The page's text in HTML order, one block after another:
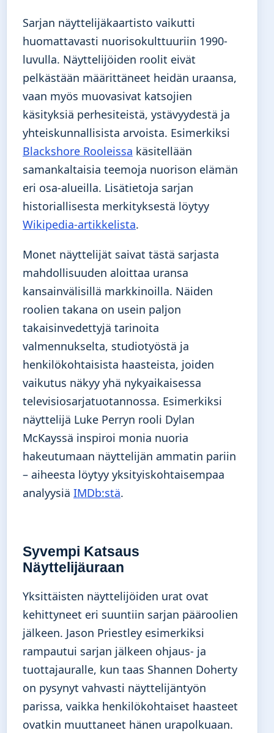
Sarjan näyttelijäkaartisto vaikutti
huomattavasti nuorisokulttuuriin 1990-
luvulla. Näyttelijöiden roolit eivät
pelkästään määrittäneet heidän uraansa,
vaan myös muovasivat katsojien
käsityksiä perhesiteistä, ystävyydestä ja
yhteiskunnallisista arvoista. Esimerkiksi
Blackshore Rooleissa käsitellään
samankaltaisia teemoja nuorison elämän
eri osa-alueilla. Lisätietoja sarjan
historiallisesta merkityksestä löytyy
Wikipedia-artikkelista.
Monet näyttelijät saivat tästä sarjasta
mahdollisuuden aloittaa uransa
kansainvälisillä markkinoilla. Näiden
roolien takana on usein paljon
takaisinvedettyjä tarinoita
valmennukselta, studiotyöstä ja
henkilökohtaisista haasteista, joiden
vaikutus näkyy yhä nykyaikaisessa
televisiosarjatuotannossa. Esimerkiksi
näyttelijä Luke Perryn rooli Dylan
McKayssä inspiroi monia nuoria
hakeutumaan näyttelijän ammatin pariin
– aiheesta löytyy yksityiskohtaisempaa
analyysiä IMDb:stä.
Syvempi Katsaus
Näyttelijäuraan
Yksittäisten näyttelijöiden urat ovat
kehittyneet eri suuntiin sarjan pääroolien
jälkeen. Jason Priestley esimerkiksi
rampautui sarjan jälkeen ohjaus- ja
tuottajauralle, kun taas Shannen Doherty
on pysynyt vahvasti näyttelijäntyön
parissa, vaikka henkilökohtaiset haasteet
ovatkin muuttaneet hänen urapolkuaan.